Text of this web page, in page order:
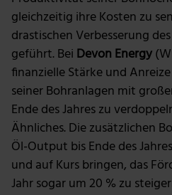
gleichzeitig ihre Kosten zu
drastischen Verbesserung
geführt. Bei Devon Energy
finanzielle Stärke und
seiner Bohranlagen mit
Ende des Jahres zu
Ähnliches. Die zusätzlichen
Öl-Output bis Ende des
und auf Kurs bringen, das
Jahr sogar um 20 % zu